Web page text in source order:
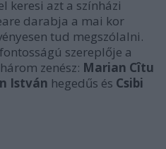
keresi azt a színházi
darabja a mai kor
tud megszólalni.
szereplője a
zenész: Marian Cîtu
István hegedűs és Csibi